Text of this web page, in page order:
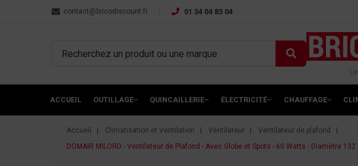
contact@bricodiscount.fr 01 34 04 83 04
ACCUEIL OUTILLAGE QUINCAILLERIE ÉLECTRICITÉ CHAUFFAGE
Accueil Climatisation et Ventilation Ventilateur
Ventilateur de plafond
DOMAIR MILORD - Ventilateur de Plafond - Avec Globe et Spots - 60 Watts - Diamètre